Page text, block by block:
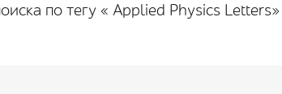
по тегу « Applied Physics Letters»